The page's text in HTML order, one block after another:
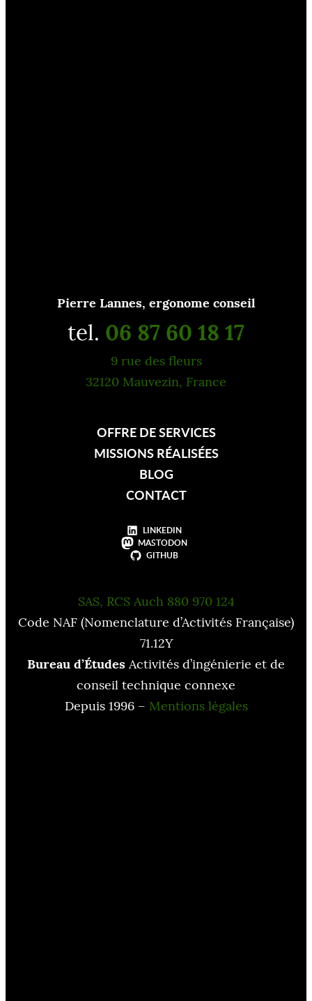
Pierre Lannes, ergonome conseil
tel. 06 87 60 18 17
9 rue des fleurs
32120 Mauvezin, France
OFFRE DE SERVICES
MISSIONS RÉALISÉES
BLOG
CONTACT
LINKEDIN
MASTODON
GITHUB
SAS, RCS Auch 880 970 124
Code NAF (Nomenclature d’Activités Française)
71.12Y
Bureau d’Études Activités d’ingénierie et de
conseil technique connexe
Depuis 1996 – Mentions légales